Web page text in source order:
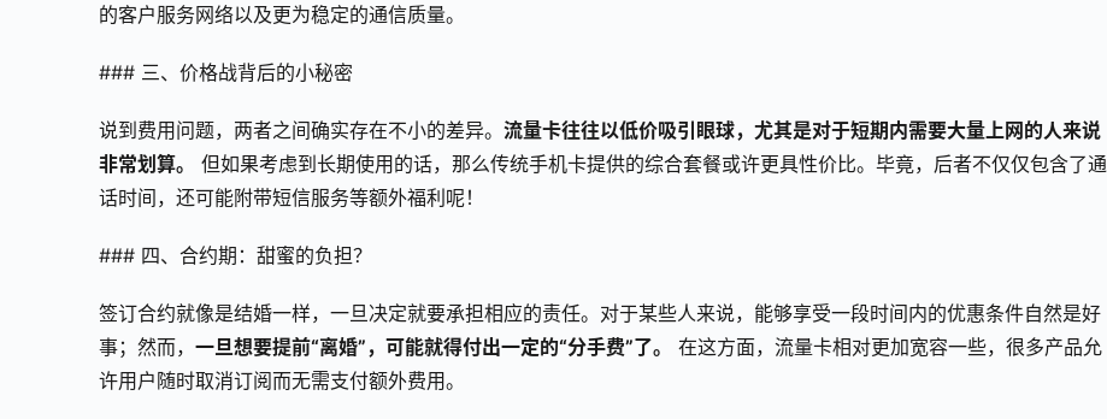
的客户服务网络以及更为稳定的通信质量。
### 三、价格战背后的小秘密
说到费用问题，两者之间确实存在不小的差异。 流量卡往往以低价吸引眼球，尤其是对于短期内需要大量上网的人来说
非常划算。
但如果考虑到长期使用的话，那么传统手机卡提供的综合套餐或许更具性价比。毕竟，后者不仅仅包含了通
话时间，还可能附带短信服务等额外福利呢！
### 四、合约期：甜蜜的负担？
签订合约就像是结婚一样，一旦决定就要承担相应的责任。对于某些人来说，能够享受一段时间内的优惠条件自然是好
事；然而， 一旦想要提前“离婚”，可能就得付出一定的“分手费”了。
在这方面，流量卡相对更加宽容一些，很多产品允
许用户随时取消订阅而无需支付额外费用。